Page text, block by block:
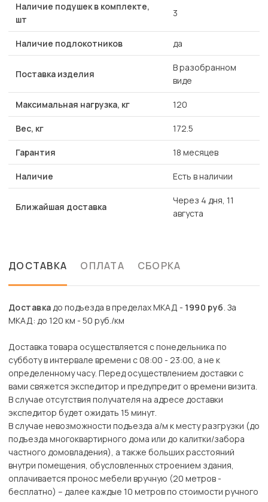
Наличие подушек в комплекте,
шт
3
Наличие подлокотников да
Поставка изделия
В разобранном
виде
Максимальная нагрузка, кг 120
Вес, кг 172.5
Гарантия 18 месяцев
Наличие Есть в наличии
Ближайшая доставка
Через 4 дня, 11
августа
ДОСТАВКА ОПЛАТА СБОРКА
Доставкадо подъезда в пределах МКАД - 1990 руб. За
МКАД: до 120 км - 50 руб./км
Доставка товара осуществляется с понедельника по
субботу в интервале времени с 08:00 - 23:00, а не к
определенному часу. Перед осуществлением доставки с
вами свяжется экспедитор и предупредит о времени визита.
В случае отсутствия получателя на адресе доставки
экспедитор будет ожидать 15 минут.
В случае невозможности подъезда а/м к месту разгрузки (до
подъезда многоквартирного дома или до калитки/забора
частного домовладения), а также больших расстояний
внутри помещения, обусловленных строением здания,
оплачивается пронос мебели вручную (20 метров -
бесплатно) – далее каждые 10 метров по стоимости ручного